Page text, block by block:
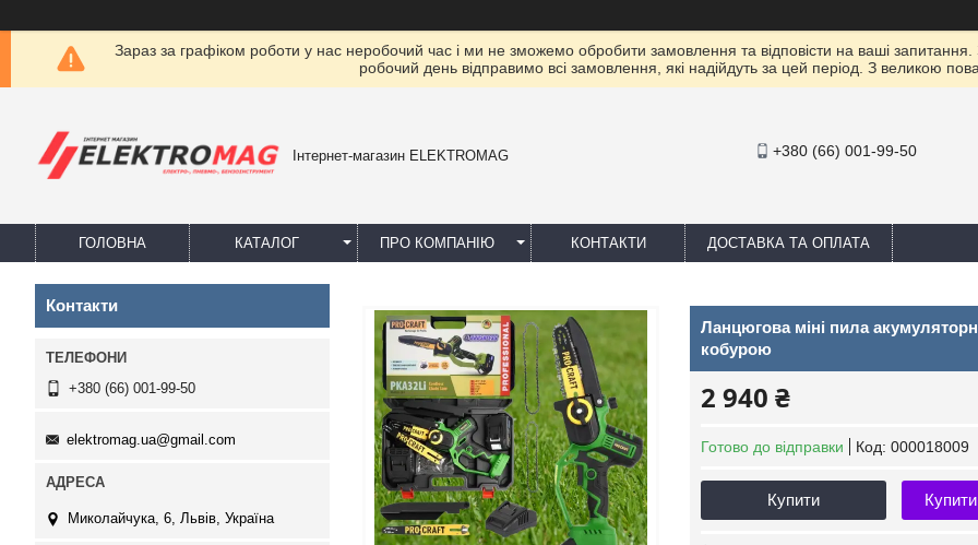
Зараз за графіком роботи у нас неробочий час і ми не зможемо обробити замовлення та відповісти на ваші
робочий день відправимо всі замовлення, які надійдуть за цей період. З великою
Інтернет-магазин ELEKTROMAG +380 (66) 001-99-50
ГОЛОВНА КАТАЛОГ ПРО КОМПАНІЮ КОНТАКТИ ДОСТАВКА ТА ОПЛАТА
Ланцюгова міні пила
кобурою
2 940 ₴
Готово до відправки Код: 000018009
Купити
Контакти
+380 (66) 001-99-50
elektromag.ua@gmail.com
Миколайчука, 6, Львів, Україна